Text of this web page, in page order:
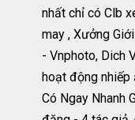
nhất chỉ có Clb
may , Xưởng
- Vnphoto, Dich
hoạt động nhiếp
Có Ngay Nhanh